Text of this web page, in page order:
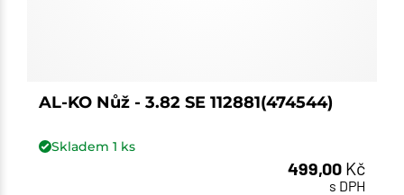
AL-KO Nůž - 3.82 SE 112881(474544)
Skladem 1 ks
499,00 Kč
s DPH